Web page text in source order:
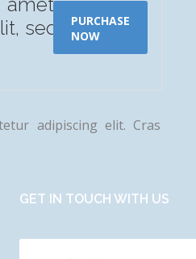
sed
PURCHASE
NOW
adipiscing elit. Cras
GET IN TOUCH WITH US